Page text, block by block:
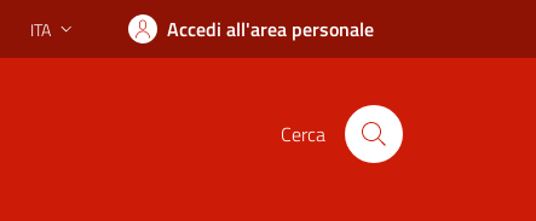
Lingua attiva:
ITA Accedi all'area personale
Cerca